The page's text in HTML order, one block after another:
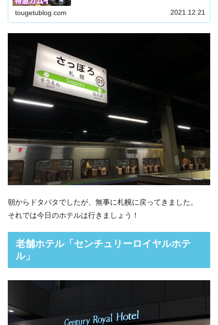
tougetublog.com 2021.12.21
朝からドタバタでしたが、無事に札幌に戻ってきました。
それでは今日のホテルは行きましょう！
老舗ホテル「センチュリーロイヤルホテ
ル」